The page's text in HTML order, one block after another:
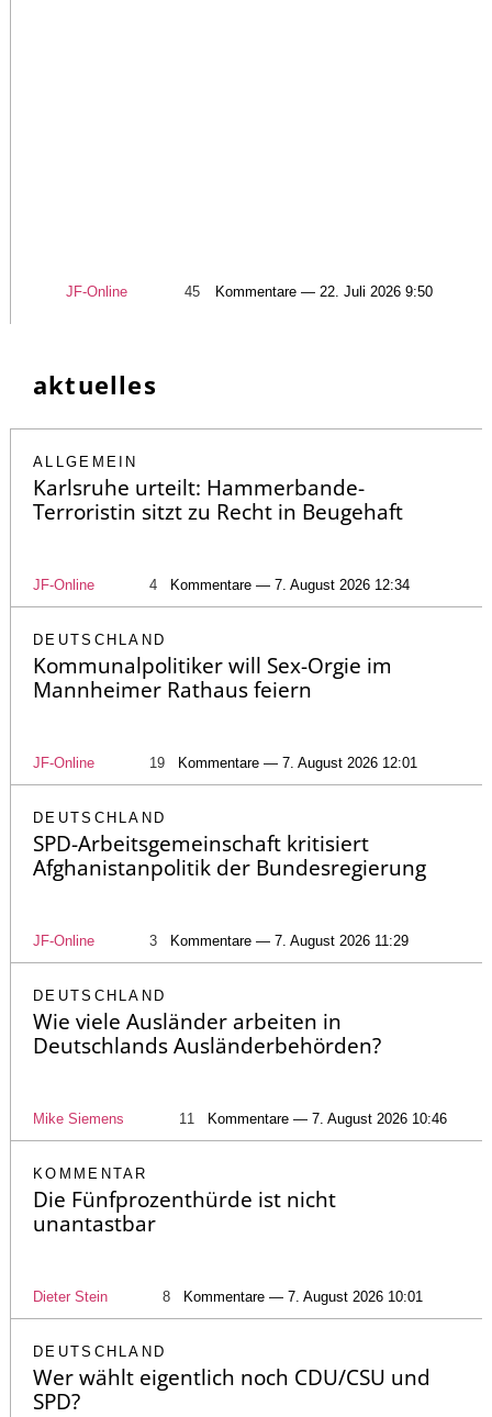
JF-Online 45 Kommentare — 22. Juli 2026 9:50
aktuelles
ALLGEMEIN
Karlsruhe urteilt: Hammerbande-
Terroristin sitzt zu Recht in Beugehaft
JF-Online 4 Kommentare — 7. August 2026 12:34
DEUTSCHLAND
Kommunalpolitiker will Sex-Orgie im
Mannheimer Rathaus feiern
JF-Online 19 Kommentare — 7. August 2026 12:01
DEUTSCHLAND
SPD-Arbeitsgemeinschaft kritisiert
Afghanistanpolitik der Bundesregierung
JF-Online 3 Kommentare — 7. August 2026 11:29
DEUTSCHLAND
Wie viele Ausländer arbeiten in
Deutschlands Ausländerbehörden?
Mike Siemens 11 Kommentare — 7. August 2026 10:46
KOMMENTAR
Die Fünfprozenthürde ist nicht
unantastbar
Dieter Stein 8 Kommentare — 7. August 2026 10:01
DEUTSCHLAND
Wer wählt eigentlich noch CDU/CSU und
SPD?